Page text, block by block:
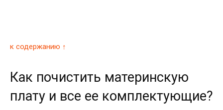
к содержанию ↑
Как почистить материнскую
плату и все ее комплектующие?